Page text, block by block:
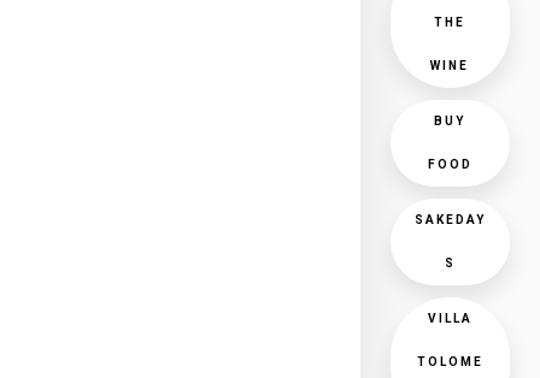
THE
WINE
BUY
FOOD
SAKEDAY
S
VILLA
TOLOME